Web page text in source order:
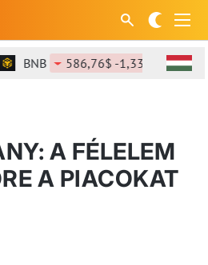
586,76$ -1,33% SOL
A FÉLELEM
A PIACOKAT